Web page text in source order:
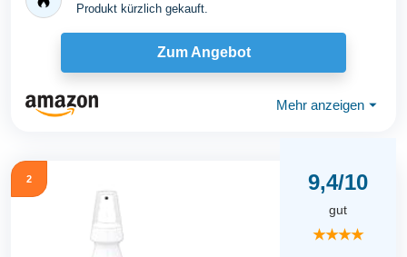
Produkt kürzlich gekauft.
Zum Angebot
Mehr anzeigen ⏷
2 9,4/10
gut
★★★★